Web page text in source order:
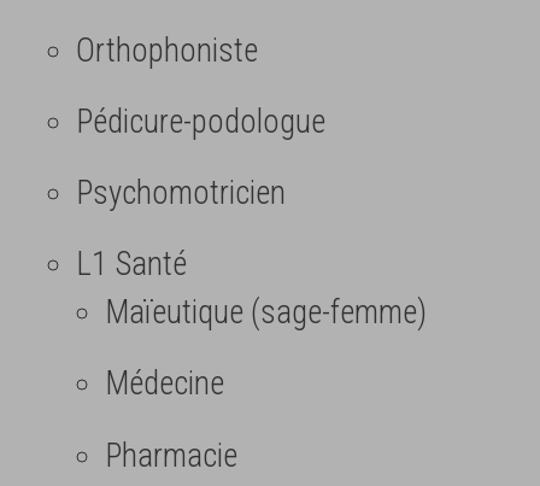
Orthophoniste
Pédicure-podologue
Psychomotricien
L1 Santé
Maïeutique (sage-femme)
Médecine
Pharmacie